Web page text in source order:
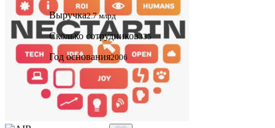
Выручка2.7 млрд
Сколько сотрудников335
Год основания2006